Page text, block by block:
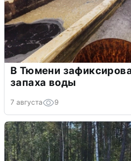
В Тюмени
запаха воды
7 августа 9